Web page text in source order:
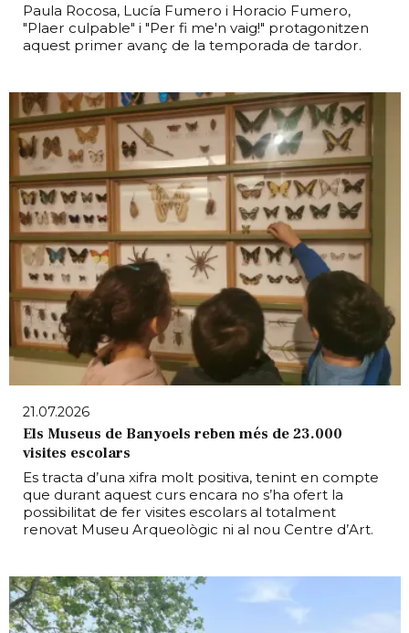
Paula Rocosa, Lucía Fumero i Horacio Fumero,
"Plaer culpable" i "Per fi me'n vaig!" protagonitzen
aquest primer avanç de la temporada de tardor.
21.07.2026
Els Museus de Banyoels reben més de 23.000
visites escolars
Es tracta d’una xifra molt positiva, tenint en compte
que durant aquest curs encara no s’ha ofert la
possibilitat de fer visites escolars al totalment
renovat Museu Arqueològic ni al nou Centre d’Art.